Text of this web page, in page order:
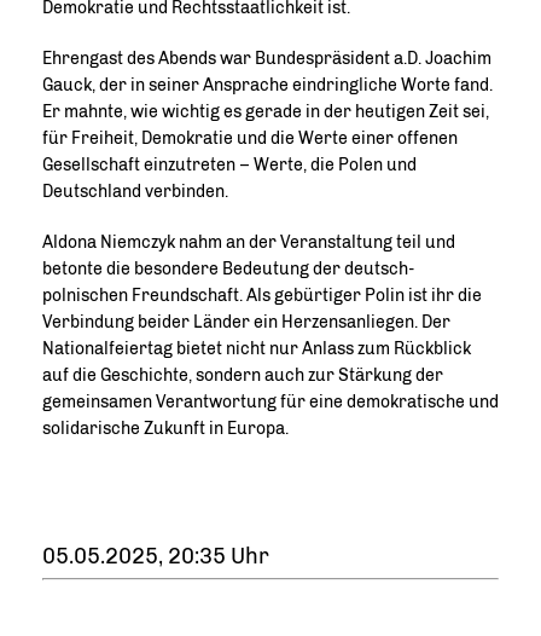
Demokratie und Rechtsstaatlichkeit ist.
Ehrengast des Abends war Bundespräsident a.D. Joachim
Gauck, der in seiner Ansprache eindringliche Worte fand.
Er mahnte, wie wichtig es gerade in der heutigen Zeit sei,
für Freiheit, Demokratie und die Werte einer offenen
Gesellschaft einzutreten – Werte, die Polen und
Deutschland verbinden.
Aldona Niemczyk nahm an der Veranstaltung teil und
betonte die besondere Bedeutung der deutsch-
polnischen Freundschaft. Als gebürtiger Polin ist ihr die
Verbindung beider Länder ein Herzensanliegen. Der
Nationalfeiertag bietet nicht nur Anlass zum Rückblick
auf die Geschichte, sondern auch zur Stärkung der
gemeinsamen Verantwortung für eine demokratische und
solidarische Zukunft in Europa.
05.05.2025, 20:35 Uhr